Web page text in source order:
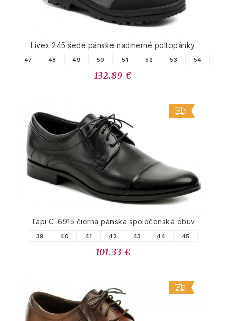
Livex 245 šedé pánske nadmerné poltopánky
47 48 49 50 51 52 53 54
132.89 €
Tapi C-6915 čierna pánska spoločenská obuv
39 40 41 42 43 44 45
101.33 €